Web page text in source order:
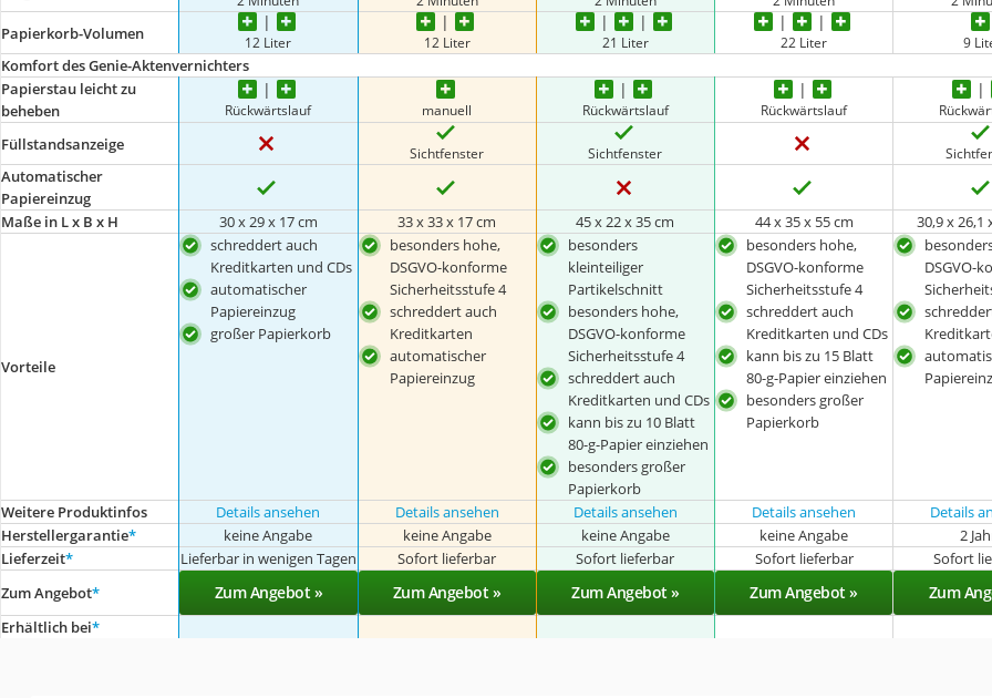
Papierkorb-Volumen 12 Liter 12 Liter 21 Liter 22 Liter 9
Komfort des Genie-Aktenvernichters
Papierstau leicht zu
beheben
Rückwärtslauf manuell Rückwärtslauf Rückwärtslauf
Füllstandsanzeige Sichtfenster Sichtfenster
Automatischer
Papiereinzug
Maße in L x B x H
30 x 29 x 17 cm 33 x 33 x 17 cm 45 x 22 x 35 cm 44 x 35 x 55 cm 30,9 x 26,1
Vorteile
schreddert auch
Kreditkarten und CDs
automatischer
Papiereinzug
großer Papierkorb
besonders hohe,
DSGVO-konforme
Sicherheitsstufe 4
schreddert auch
Kreditkarten
automatischer
Papiereinzug
besonders
kleinteiliger
Partikelschnitt
besonders hohe,
DSGVO-konforme
Sicherheitsstufe 4
schreddert auch
Kreditkarten und CDs
kann bis zu 10 Blatt
80-g-Papier einziehen
besonders großer
Papierkorb
besonders hohe,
DSGVO-konforme
Sicherheitsstufe 4
schreddert auch
Kreditkarten und CDs
kann bis zu 15 Blatt
80-g-Papier einziehen
besonders großer
Papierkorb
DSGVO-
Weitere Produktinfos Details ansehen Details ansehen Details ansehen Details ansehen Details
Herstellergarantie* keine Angabe keine Angabe keine Angabe keine Angabe 2
Lieferzeit* Lieferbar in wenigen Tagen Sofort lieferbar Sofort lieferbar Sofort lieferbar Sofort
Zum Angebot* Zum Angebot » Zum Angebot » Zum Angebot » Zum Angebot » Zum
Erhältlich bei*